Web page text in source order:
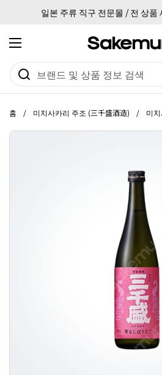
일본 주류 직구 전문몰 / 전 상품
메뉴 열기
홈 / 미치사카리 주조 (三千盛酒造) / 미